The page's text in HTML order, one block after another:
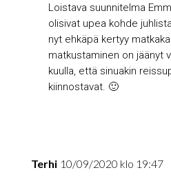
Loistava suunnitelma
olisivat upea kohde
nyt ehkäpä kertyy
matkustaminen on jäänyt
kuulla, että sinuakin
kiinnostavat. 🙂
Terhi 10/09/2020 klo 19:47